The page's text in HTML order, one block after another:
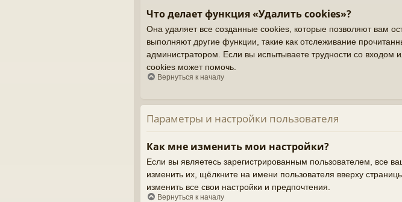
Что делает функция «Удалить cookies»?
Она удаляет все созданные cookies, которые позволяют вам
выполняют другие функции, такие как отслеживание
администратором. Если вы испытываете трудности со
cookies может помочь.
Вернуться к началу
Параметры и настройки пользователя
Как мне изменить мои настройки?
Если вы являетесь зарегистрированным пользователем, все
изменить их, щёлкните на имени пользователя вверху
изменить все свои настройки и предпочтения.
Вернуться к началу